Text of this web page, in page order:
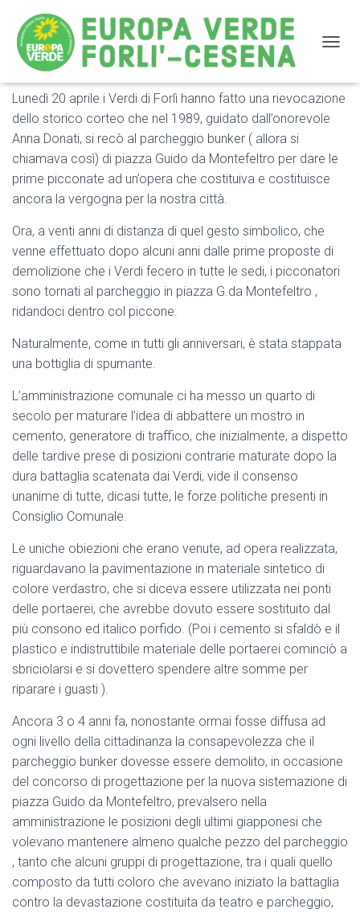
Forlì: 20 ANNI DOPO . RIEVOCAZIONE STORICA DEL
1° COLPO DI PICCONE AL PARCHEGGIO “BUNKER”
DI PIAZZA GUIDO DA MONTEFELTRO
Lunedì 20 aprile i Verdi di Forlì hanno fatto una rievocazione
dello storico corteo che nel 1989, guidato dall’onorevole
Anna Donati, si recò al parcheggio bunker ( allora si
chiamava così) di piazza Guido da Montefeltro per dare le
prime picconate ad un’opera che costituiva e costituisce
ancora la vergogna per la nostra città.
Ora, a venti anni di distanza di quel gesto simbolico, che
venne effettuato dopo alcuni anni dalle prime proposte di
demolizione che i Verdi fecero in tutte le sedi, i picconatori
sono tornati al parcheggio in piazza G.da Montefeltro ,
ridandoci dentro col piccone.
Naturalmente, come in tutti gli anniversari, è stata stappata
una bottiglia di spumante.
L’amministrazione comunale ci ha messo un quarto di
secolo per maturare l’idea di abbattere un mostro in
cemento, generatore di traffico, che inizialmente, a dispetto
delle tardive prese di posizioni contrarie maturate dopo la
dura battaglia scatenata dai Verdi, vide il consenso
unanime di tutte, dicasi tutte, le forze politiche presenti in
Consiglio Comunale.
Le uniche obiezioni che erano venute, ad opera realizzata,
riguardavano la pavimentazione in materiale sintetico di
colore verdastro, che si diceva essere utilizzata nei ponti
delle portaerei, che avrebbe dovuto essere sostituito dal
più consono ed italico porfido. (Poi i cemento si sfaldò e il
plastico e indistruttibile materiale delle portaerei cominciò a
sbriciolarsi e si dovettero spendere altre somme per
riparare i guasti ).
Ancora 3 o 4 anni fa, nonostante ormai fosse diffusa ad
ogni livello della cittadinanza la consapevolezza che il
parcheggio bunker dovesse essere demolito, in occasione
del concorso di progettazione per la nuova sistemazione di
piazza Guido da Montefeltro, prevalsero nella
amministrazione le posizioni degli ultimi giapponesi che
volevano mantenere almeno qualche pezzo del parcheggio
, tanto che alcuni gruppi di progettazione, tra i quali quello
composto da tutti coloro che avevano iniziato la battaglia
contro la devastazione costituita da teatro e parcheggio,